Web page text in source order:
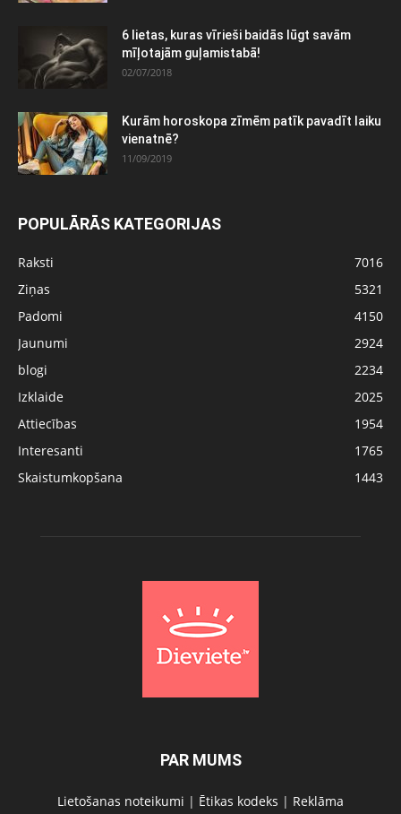
6 lietas, kuras vīrieši baidās lūgt savām
mīļotajām guļamistabā!
02/07/2018
Kurām horoskopa zīmēm patīk pavadīt laiku
vienatnē?
11/09/2019
POPULĀRĀS KATEGORIJAS
Raksti
7016
Ziņas
5321
Padomi
4150
Jaunumi
2924
blogi
2234
Izklaide
2025
Attiecības
1954
Interesanti
1765
Skaistumkopšana
1443
PAR MUMS
Lietošanas noteikumi | Ētikas kodeks | Reklāma